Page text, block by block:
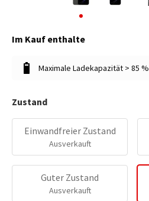
Im Kauf enthalte
Maximale Ladekapazität > 85 %
Zustand
Einwandfreier Zustand
Ausverkauft
Guter Zustand
Ausverkauft